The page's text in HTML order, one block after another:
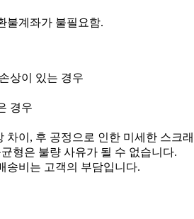
불계좌가 불필요함.
상이 있는 경우
경우
차이, 후 공정으로 인한 미세한 스크래
형은 불량 사유가 될 수 없습니다.
송비는 고객의 부담입니다.